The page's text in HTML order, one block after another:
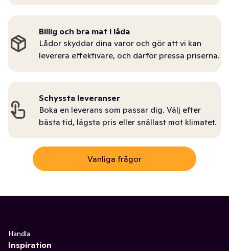
Billig och bra mat i låda
Lådor skyddar dina varor och gör att vi kan
leverera effektivare, och därför pressa priserna.
Schyssta leveranser
Boka en leverans som passar dig. Välj efter
bästa tid, lägsta pris eller snällast mot klimatet.
Vanliga frågor
Handla
Inspiration